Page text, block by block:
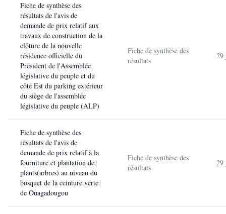
Fiche de synthèse des
résultats de l'avis de
demande de prix relatif aux
travaux de construction de la
clôture de la nouvelle
résidence officielle du
Président de l'Assemblée
législative du peuple et du
côté Est du parking extérieur
du siège de l'assemblée
législative du peuple (ALP)
Fiche de synthèse des
résultats
29
Fiche de synthèse des
résultats de l'avis de
demande de prix relatif à la
fourniture et plantation de
plants(arbres) au niveau du
bosquet de la ceinture verte
de Ouagadougou
Fiche de synthèse des
résultats
29